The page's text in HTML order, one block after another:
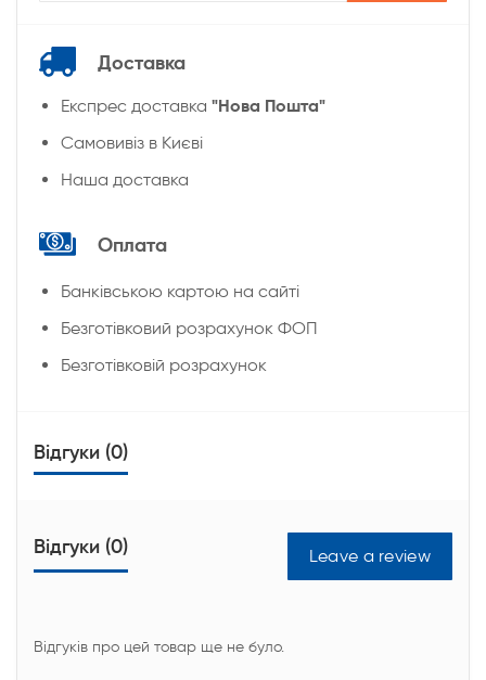
Доставка
Експрес доставка "Нова Пошта"
Cамовивіз в Києві
Наша доставка
Оплата
Банківською картою на сайті
Безготівковий розрахунок ФОП
Безготівковій розрахунок
Відгуки (0)
Відгуки (0) Leave a review
Відгуків про цей товар ще не було.